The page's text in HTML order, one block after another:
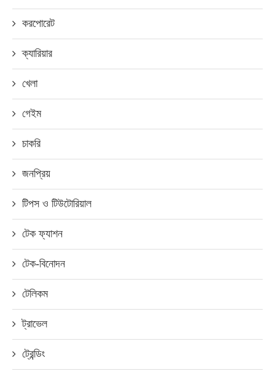
করপোরেট
ক্যারিয়ার
খেলা
গেইম
চাকরি
জনপ্রিয়
টিপস ও টিউটোরিয়াল
টেক ফ্যাশন
টেক-বিনোদন
টেলিকম
ট্রাভেল
ট্রেন্ডিং